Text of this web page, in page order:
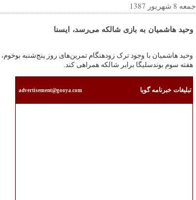
جمعه 8 شهريور 1387
وحيد هاشميان به بازی شالکه می‌رسد، ايسنا
وحيد هاشميان با وجود ترک زودهنگام تمرين‌های روز پنج‌شنبه بوخوم،
هفته سوم بوندسليگا برابر شالکه همراهی کند.
تبليغات خبرنامه گويا advertisement@gooya.com